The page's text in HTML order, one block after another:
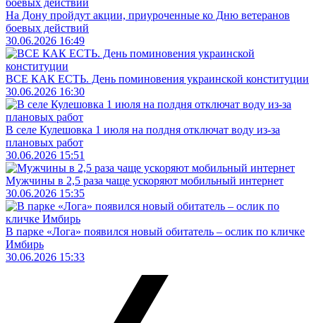
На Дону пройдут акции, приуроченные ко Дню ветеранов
боевых действий
30.06.2026 16:49
ВСЕ КАК ЕСТЬ. День поминовения украинской конституции
30.06.2026 16:30
В селе Кулешовка 1 июля на полдня отключат воду из-за
плановых работ
30.06.2026 15:51
Мужчины в 2,5 раза чаще ускоряют мобильный интернет
30.06.2026 15:35
В парке «Лога» появился новый обитатель – ослик по кличке
Имбирь
30.06.2026 15:33